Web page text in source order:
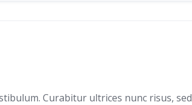
Curabitur ultrices nunc risus, sed